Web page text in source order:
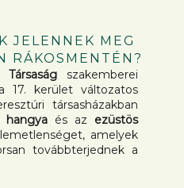
JELENNEK MEG
RÁKOSMENTÉN?
szakemberei
17. kerület változatos
társasházakban
hangyaés az ezüstös
amelyek
továbbterjednek a